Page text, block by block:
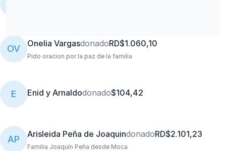
OV Onelia VargasdonadoRD$1.060,10
Pido oracion por la paz de la familia
E Enid y Arnaldodonado$104,42
AP Arisleida Peña de JoaquindonadoRD$2.101,23
Familia Joaquín Peña desde Moca